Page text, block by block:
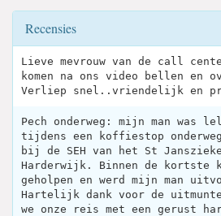
Recensies
Lieve mevrouw van de call
komen na ons video bellen en
Verliep snel..vriendelijk en
Pech onderweg: mijn man was
tijdens een koffiestop
bij de SEH van het St
Harderwijk. Binnen de kortste
geholpen en werd mijn man
Hartelijk dank voor de
we onze reis met een gerust